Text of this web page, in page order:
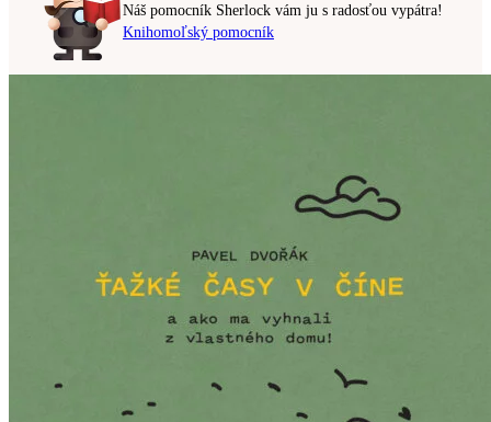
Náš pomocník Sherlock vám ju s radosťou vypátra!
Knihomoľský pomocník